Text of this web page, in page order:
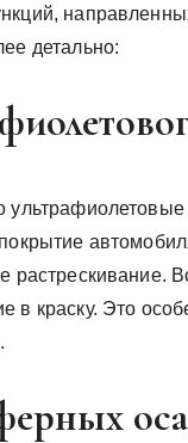
детально:
растрескивание.
в краску. Это